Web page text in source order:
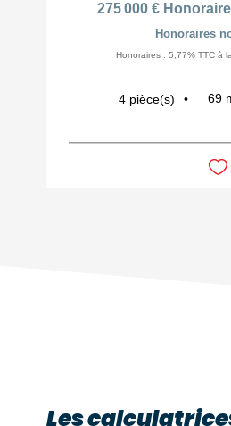
275 000 €
Honoraires
Honoraires : 5,77% TTC à
4 pièce(s) 69
Les